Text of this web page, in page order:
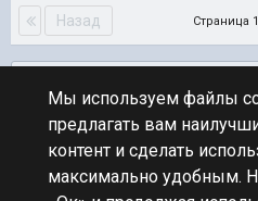
Назад Страница
ПЕРЕЙТИ К СПИСКУ ТЕМ
Обсуждение Мира
Мы используем файлы
предлагать вам
контент и сделать
максимально удобным.